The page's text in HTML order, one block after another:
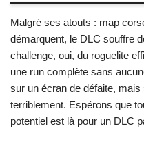
Malgré ses atouts : map
démarquent, le DLC souffre
challenge, oui, du roguelite
une run complète sans
sur un écran de défaite,
terriblement. Espérons que
potentiel est là pour un DLC